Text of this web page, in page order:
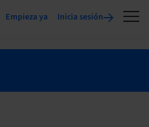
Empieza ya Inicia sesión